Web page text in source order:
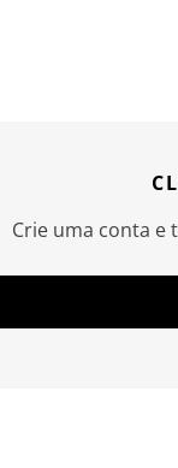
Crie uma conta e